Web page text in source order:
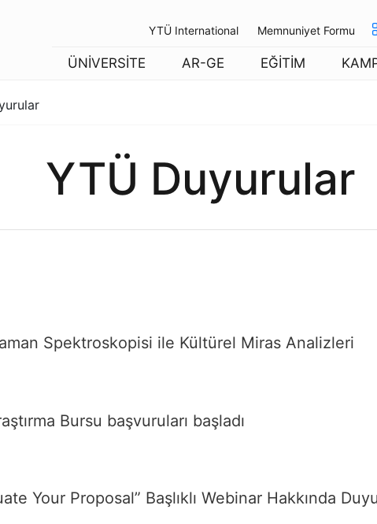
YTÜ International Memnuniyet Formu
ÜNİVERSİTE AR-GE EĞİTİM
YTÜ Duyurular
Spektroskopisi ile Kültürel Miras Analizleri
Bursu başvuruları başladı
Your Proposal” Başlıklı Webinar Hakkında